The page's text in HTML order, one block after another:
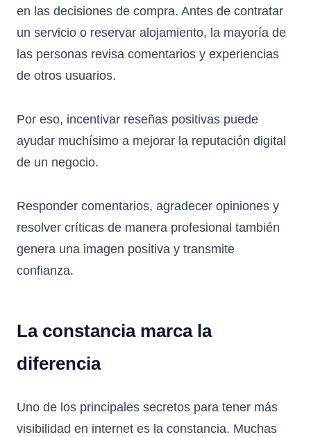
en las decisiones de compra. Antes de contratar
un servicio o reservar alojamiento, la mayoría de
las personas revisa comentarios y experiencias
de otros usuarios.
Por eso, incentivar reseñas positivas puede
ayudar muchísimo a mejorar la reputación digital
de un negocio.
Responder comentarios, agradecer opiniones y
resolver críticas de manera profesional también
genera una imagen positiva y transmite
confianza.
La constancia marca la
diferencia
Uno de los principales secretos para tener más
visibilidad en internet es la constancia. Muchas